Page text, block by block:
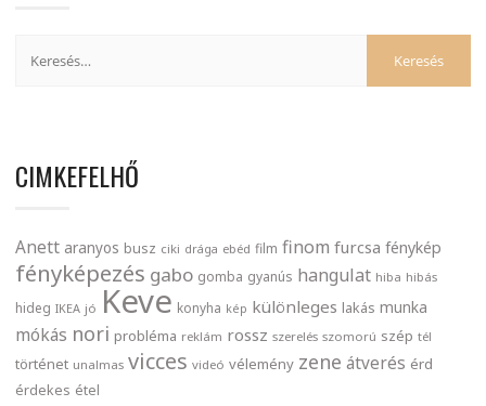
CIMKEFELHŐ
Anett aranyos busz ciki drága ebéd film finom furcsa fénykép
fényképezés gabo gomba gyanús hangulat hiba hibás
hideg IKEA jó Keve konyha kép különleges lakás munka
mókás nori probléma reklám rossz szerelés szomorú szép tél
történet unalmas vicces videó vélemény zene átverés érd
érdekes étel